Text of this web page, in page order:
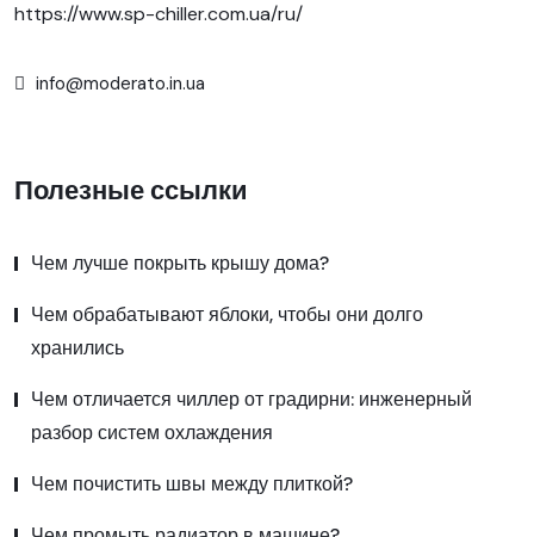
https://www.sp-chiller.com.ua/ru/
info@moderato.in.ua
Полезные ссылки
Чем лучше покрыть крышу дома?
Чем обрабатывают яблоки, чтобы они долго
хранились
Чем отличается чиллер от градирни: инженерный
разбор систем охлаждения
Чем почистить швы между плиткой?